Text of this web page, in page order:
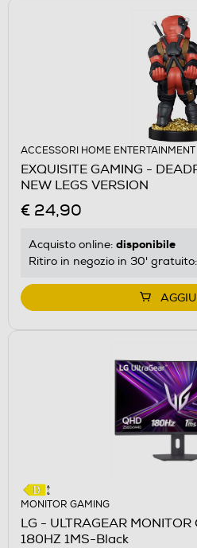
ACCESSORI HOME ENTERTAINMENT
EXQUISITE GAMING -
NEW LEGS VERSION
€ 24,90
Acquisto online: disponibile
Ritiro in negozio in 30' gratuito:
MONITOR GAMING
LG - ULTRAGEAR
180HZ 1MS-Black